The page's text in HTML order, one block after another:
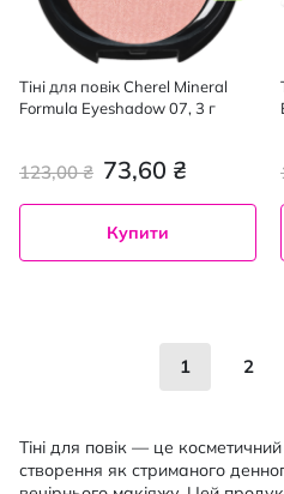
Тіні для повік Сherel Mineral
Formula Eyeshadow 07, 3 г
73,60 ₴
123,00 ₴
Купити
You're
1 2
Тіні для повік — це
створення як стриманого